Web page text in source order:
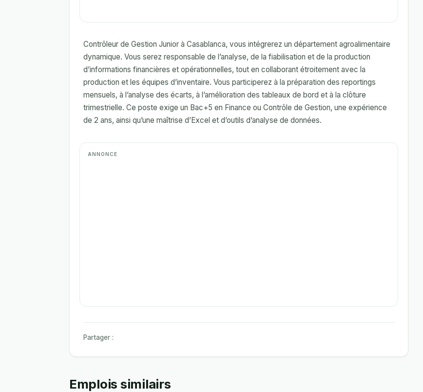
Contrôleur de Gestion Junior à Casablanca, vous intégrerez un département agroalimentaire
dynamique. Vous serez responsable de l’analyse, de la fiabilisation et de la production
d’informations financières et opérationnelles, tout en collaborant étroitement avec la
production et les équipes d’inventaire. Vous participerez à la préparation des reportings
mensuels, à l’analyse des écarts, à l’amélioration des tableaux de bord et à la clôture
trimestrielle. Ce poste exige un Bac+5 en Finance ou Contrôle de Gestion, une expérience
de 2 ans, ainsi qu’une maîtrise d’Excel et d’outils d’analyse de données.
Partager :
Emplois similairs